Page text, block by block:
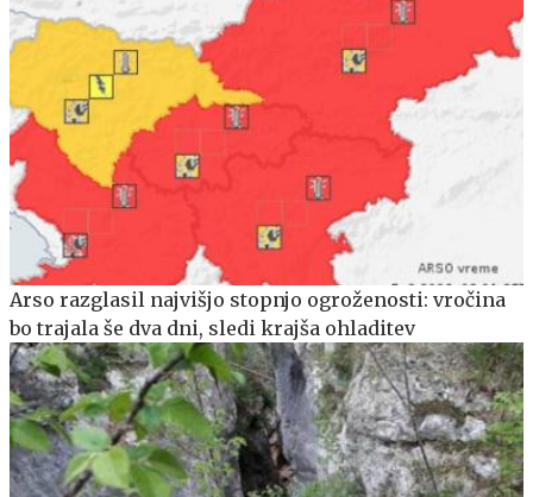
Arso razglasil najvišjo stopnjo ogroženosti: vročina
bo trajala še dva dni, sledi krajša ohladitev